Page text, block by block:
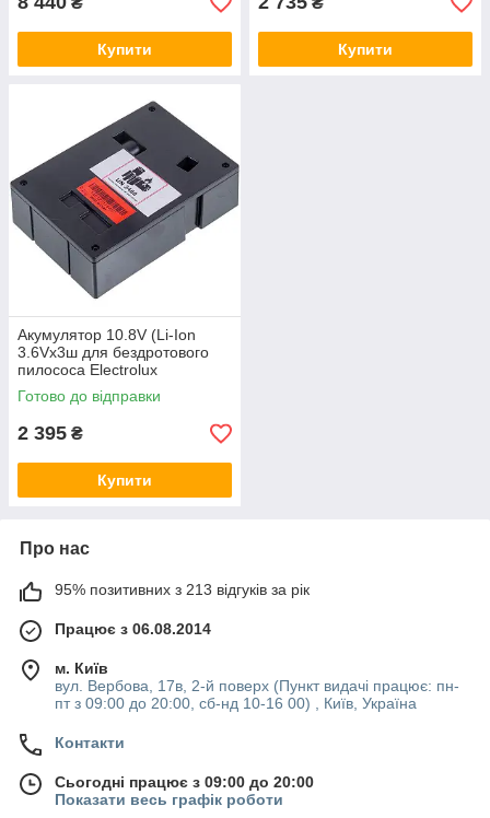
Купити Купити
Акумулятор 10.8V (Li-Ion
3.6Vx3ш для бездротового
пилососа Electrolux
1401271754
Готово до відправки
2 395 ₴
Купити
Про нас
95% позитивних з 213 відгуків за рік
Працює з 06.08.2014
м. Київ
вул. Вербова, 17в, 2-й поверх (Пункт видачі працює: пн-
пт з 09:00 до 20:00, сб-нд 10-16 00) , Київ, Україна
Контакти
Сьогодні працює з 09:00 до 20:00
Показати весь графік роботи